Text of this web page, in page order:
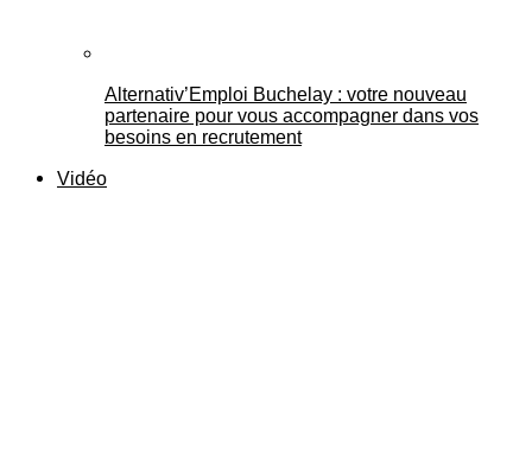
Alternativ’Emploi Buchelay : votre nouveau
partenaire pour vous accompagner dans vos
besoins en recrutement
Vidéo